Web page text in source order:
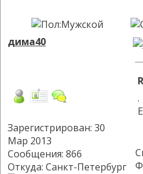
дима40
Зарегистрирован: 30
Мар 2013
Сообщения: 866
Откуда: Санкт-Петербург
.